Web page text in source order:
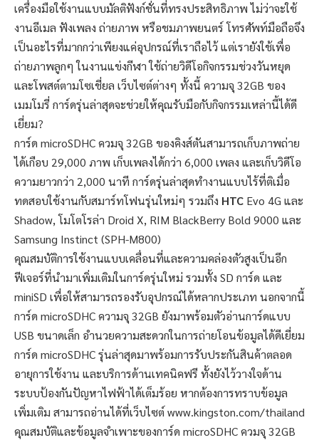
เครื่องมือใช้งานแบบมัลติฟังก์ชั่นที่ทรงประสิทธิภาพ ไม่ว่าจะใช้
งานอีเมล ฟังเพลง ถ่ายภาพ หรือชมภาพยนตร์ โทรศัพท์มือถือจึง
เป็นอะไรที่มากกว่าเพียงแค่อุปกรณ์ที่เราถือไว้ แต่เรายังใช้เพื่อ
ถ่ายภาพลูกๆ ในงานแข่งกีฬา ใช้ถ่ายวิดีโอกิจกรรมช่วงวันหยุด
และโพสต์ตามโซเชี่ยล เว็บไซต์ต่างๆ ทั้งนี้ ความจุ 32GB ของ
เมมโมรี่ การ์ดรุ่นล่าสุดจะช่วยให้คุณรับมือกับกิจกรรมเหล่านี้ได้ดี
เยี่ยม?
การ์ด microSDHC ควมจุ 32GB ของคิงส์ตันสามารถเก็บภาพถ่าย
ได้เกือบ 29,000 ภาพ เก็บเพลงได้กว่า 6,000 เพลง และเก็บวิดีโอ
ความยาวกว่า 2,000 นาที การ์ดรุ่นล่าสุดทำงานแบบไร้ที่ติเมื่อ
ทดสอบใช้งานกับสมาร์ทโฟนรุ่นใหม่ๆ รวมถึง HTC Evo 4G และ
Shadow, โมโตโรล่า Droid X, RIM BlackBerry Bold 9000 และ
Samsung Instinct (SPH-M800)
คุณสมบัติการใช้งานแบบเคลื่อนที่และความคล่องตัวสูงเป็นอีก
ฟีเจอร์ที่นำมาเพิ่มเติมในการ์ดรุ่นใหม่ รวมทั้ง SD การ์ด และ
miniSD เพื่อให้สามารถรองรับอุปกรณ์ได้หลากประเภท นอกจากนี้
การ์ด microSDHC ความจุ 32GB ยังมาพร้อมตัวอ่านการ์ดแบบ
USB ขนาดเล็ก อำนวยความสะดวกในการถ่ายโอนข้อมูลได้ดีเยี่ยม
การ์ด microSDHC รุ่นล่าสุดมาพร้อมการรับประกันสินค้าตลอด
อายุการใช้งาน และบริการด้านเทคนิคฟรี ทั้งยังไว้วางใจด้าน
ระบบป้องกันปัญหาไฟฟ้าได้เต็มร้อย หากต้องการทราบข้อมูล
เพิ่มเติม สามารถอ่านได้ที่เว็บไซต์ www.kingston.com/thailand
คุณสมบัติและข้อมูลจำเพาะของการ์ด microSDHC ควมจุ 32GB